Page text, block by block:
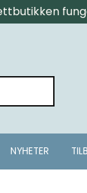
NYHETER